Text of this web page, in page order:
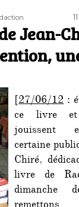
Jean-
[27/06/12:
ce livre
jouissent
certaine
Chiré,
livre de
dimanche